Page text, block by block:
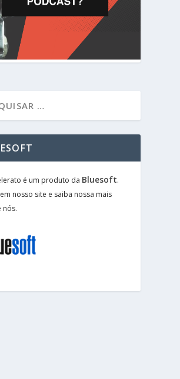
é um produto da Bluesoft.
nosso site e saiba nossa mais
nós.